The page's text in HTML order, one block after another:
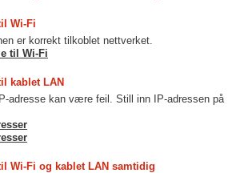
Wi-Fi
er korrekt tilkoblet nettverket.
til Wi-Fi
kablet LAN
adresse kan være feil. Still inn IP-adressen på
Wi-Fi og kablet LAN samtidig